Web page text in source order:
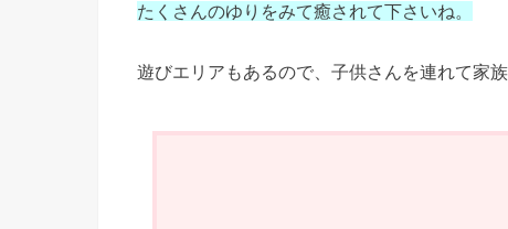
たくさんのゆりをみて癒されて下さいね。
遊びエリアもあるので、子供さんを連れて家